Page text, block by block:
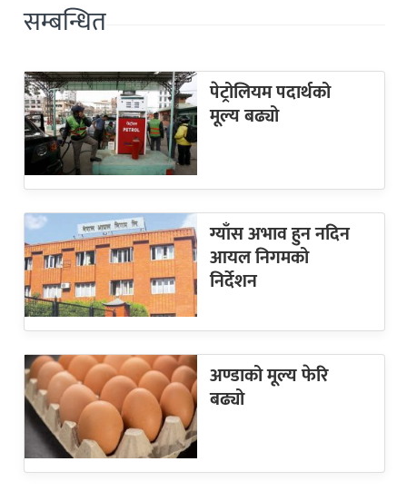
सम्बन्धित
पेट्रोलियम पदार्थको
मूल्य बढ्यो
ग्याँस अभाव हुन नदिन
आयल निगमको
निर्देशन
अण्डाको मूल्य फेरि
बढ्यो